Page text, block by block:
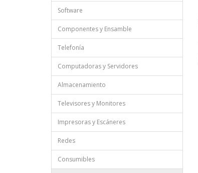
Software
Componentes y Ensamble
Telefonía
Computadoras y Servidores
Almacenamiento
Televisores y Monitores
Impresoras y Escáneres
Redes
Consumibles